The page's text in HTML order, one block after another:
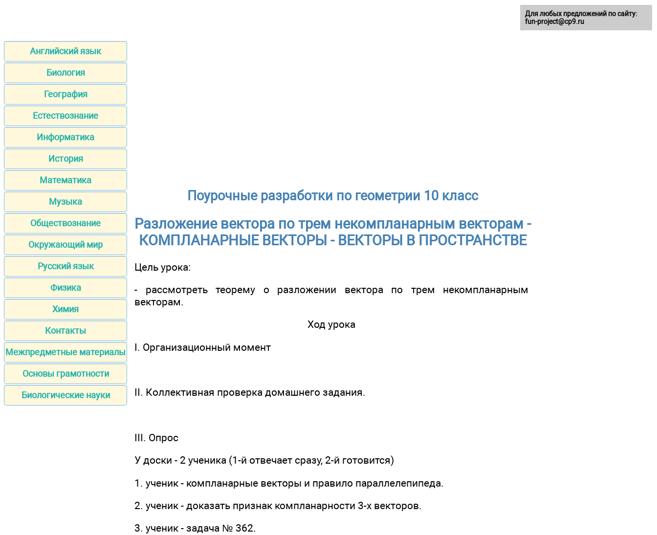
Английский язык
Биология
География
Естествознание
Информатика
История
Математика
Музыка
Обществознание
Окружающий мир
Русский язык
Физика
Химия
Контакты
Межпредметные материалы
Основы грамотности
Биологические науки
Поурочные разработки по геометрии 10 класс
Разложение вектора по трем некомпланарным векторам -
КОМПЛАНАРНЫЕ ВЕКТОРЫ - ВЕКТОРЫ В ПРОСТРАНСТВЕ
Цель урока:
- рассмотреть теорему о разложении вектора по трем некомпланарным
векторам.
Ход урока
I. Организационный момент
II. Коллективная проверка домашнего задания.
III. Опрос
У доски - 2 ученика (1-й отвечает сразу, 2-й готовится)
1. ученик - компланарные векторы и правило параллелепипеда.
2. ученик - доказать признак компланарности 3-х векторов.
3. ученик - задача № 362.
Для любых предложений по сайту:
fun-project@cp9.ru